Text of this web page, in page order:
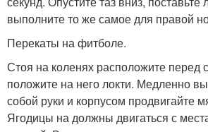
выполните то же самое для правой
Перекаты на фитболе.
Стоя на коленях расположите перед
положите на него локти. Медленно
собой руки и корпусом продвигайте
Ягодицы на должны двигаться с